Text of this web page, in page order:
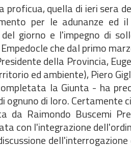
proficua, quella di ieri sera
per le adunanze ed
del giorno e l'impegno di
che dal primo
della Provincia,
ed ambiente), Piero
la Giunta - ha
ognuno di loro. Certamente
da Raimondo Buscemi
con l'integrazione